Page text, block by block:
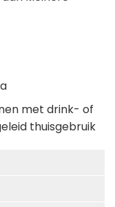
met drink- of
thuisgebruik